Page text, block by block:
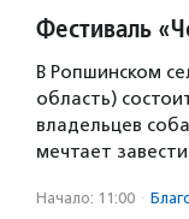
Фестиваль
В Ропшинском
область)
владельцев
мечтает
Начало: 11:00 ·